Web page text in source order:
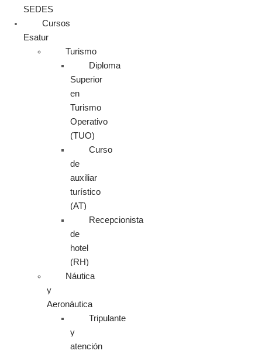
SEDES
Cursos
Esatur
Turismo
Diploma
Superior
en
Turismo
Operativo
(TUO)
Curso
de
auxiliar
turístico
(AT)
Recepcionista
de
hotel
(RH)
Náutica
y
Aeronáutica
Tripulante
y
atención